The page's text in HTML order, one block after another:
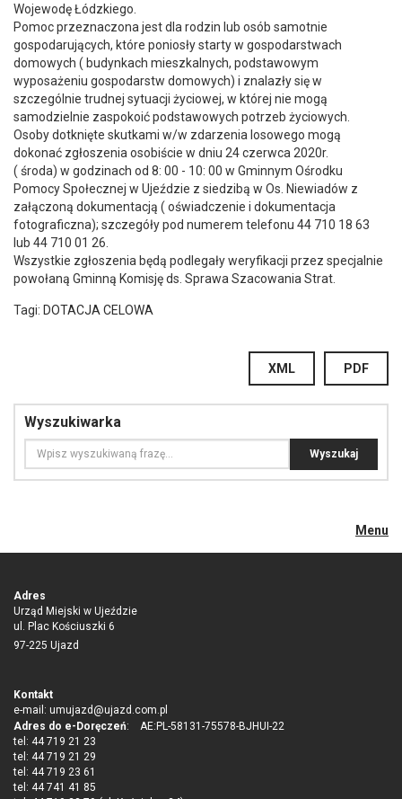
Wojewodę Łódzkiego.
Pomoc przeznaczona jest dla rodzin lub osób samotnie
gospodarujących, które poniosły starty w gospodarstwach
domowych ( budynkach mieszkalnych, podstawowym
wyposażeniu gospodarstw domowych) i znalazły się w
szczególnie trudnej sytuacji życiowej, w której nie mogą
samodzielnie zaspokoić podstawowych potrzeb życiowych.
Osoby dotknięte skutkami w/w zdarzenia losowego mogą
dokonać zgłoszenia osobiście w dniu 24 czerwca 2020r.
( środa) w godzinach od 8: 00 - 10: 00 w Gminnym Ośrodku
Pomocy Społecznej w Ujeździe z siedzibą w Os. Niewiadów z
załączoną dokumentacją ( oświadczenie i dokumentacja
fotograficzna); szczegóły pod numerem telefonu 44 710 18 63
lub 44 710 01 26.
Wszystkie zgłoszenia będą podlegały weryfikacji przez specjalnie
powołaną Gminną Komisję ds. Sprawa Szacowania Strat.
Tagi: DOTACJA CELOWA
PDF
XML
Wyszukiwarka
Menu
Adres
Urząd Miejski w Ujeździe
ul. Plac Kościuszki 6
97-225 Ujazd
Kontakt
e-mail: umujazd@ujazd.com.pl
Adres do e-Doręczeń: AE:PL-58131-75578-BJHUI-22
tel: 44 719 21 23
tel: 44 719 21 29
tel: 44 719 23 61
tel: 44 741 41 85